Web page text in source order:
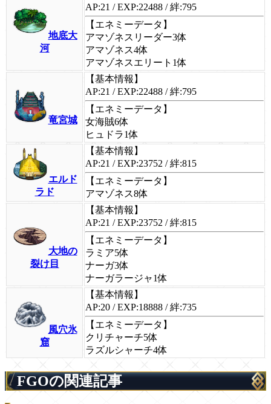
地底大
河
AP:21 / EXP:22488 / 絆:795
【エネミーデータ】
アマゾネスリーダー3体
アマゾネス4体
アマゾネスエリート1体
竜宮城
【基本情報】
AP:21 / EXP:22488 / 絆:795
【エネミーデータ】
女海賊6体
ヒュドラ1体
エルド
ラド
【基本情報】
AP:21 / EXP:23752 / 絆:815
【エネミーデータ】
アマゾネス8体
大地の
裂け目
【基本情報】
AP:21 / EXP:23752 / 絆:815
【エネミーデータ】
ラミア5体
ナーガ3体
ナーガラージャ1体
風穴氷
窟
【基本情報】
AP:20 / EXP:18888 / 絆:735
【エネミーデータ】
クリチャーチ5体
ラズルシャーチ4体
FGOの関連記事